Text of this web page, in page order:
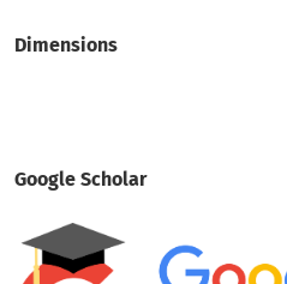
Dimensions
Google Scholar